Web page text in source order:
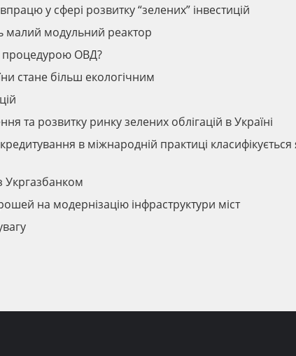
у сфері розвитку “зелених” інвестицій
малий модульний реактор
процедурою ОВД?
стане більш екологічним
та розвитку ринку зелених облігацій в Україні
в міжнародній практиці класифікується
Укргазбанком
на модернізацію інфраструктури міст